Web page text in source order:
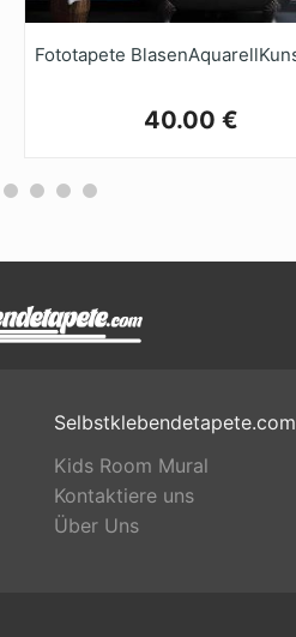
40.00 €
Selbstklebendetapete.com
Kids Room Mural
Kontaktiere uns
Über Uns